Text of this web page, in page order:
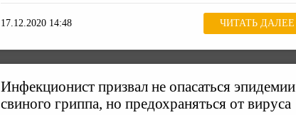
17.12.2020 14:48 ЧИТАТЬ ДАЛЕЕ
Инфекционист призвал не опасаться эпидемии
свиного гриппа, но предохраняться от вируса